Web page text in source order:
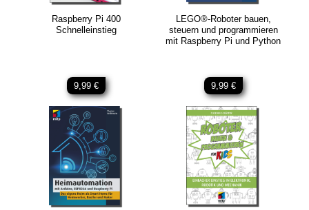
Raspberry Pi 400
Schnelleinstieg
9,99 €
LEGO®-Roboter bauen,
steuern und programmieren
mit Raspberry Pi und Python
9,99 €